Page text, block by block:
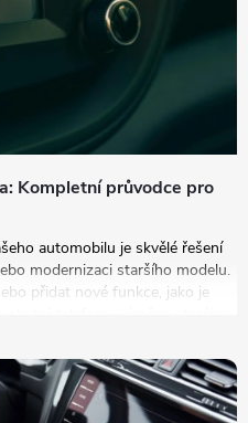
Kompletní průvodce pro
automobilu je skvělé řešení
modernizaci staršího modelu.
přidat nové funkce, jako je
volbou.